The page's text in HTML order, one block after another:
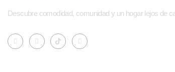
Descubre comodidad, comunidad y un hogar lejos de